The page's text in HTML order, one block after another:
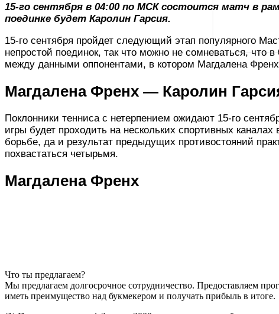
15-го сентября в 04:00 по МСК состоится матч в
поединке будет Каролин Гарсия.
15-го сентября пройдет следующий этап популярного
непростой поединок, так что можно не сомневаться,
между данными оппонентами, в котором Магдалена
Магдалена Френх — Каролин
Поклонники тенниса с нетерпением ожидают 15-го
игры будет проходить на нескольких спортивных
борьбе, да и результат предыдущих противостояний
похвастаться четырьмя.
Магдалена Френх
Магдалена Френх отличается очень сильным
два сета, но и в третьем поначалу все складывалось не
победы. В этом сезоне Магдалена Френх проводит
зависимости от стиля попавшегося соперника.
Каролин Гарсия
Что ты предлагаем?
Мы предлагаем долгосрочное сотрудничество. Предоставляем
иметь преимущество над букмекером и получать прибыль в итоге.